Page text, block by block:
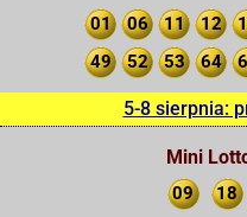
01 06 11 12
49
52 53 64
5-8 sierpnia:
Mini
09 18